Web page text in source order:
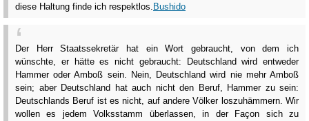
diese Haltung finde ich respektlos. Bushido
Der Herr Staatssekretär hat ein Wort gebraucht, von dem ich
wünschte, er hätte es nicht gebraucht: Deutschland wird entweder
Hammer oder Amboß sein. Nein, Deutschland wird nie mehr Amboß
sein; aber Deutschland hat auch nicht den Beruf, Hammer zu sein:
Deutschlands Beruf ist es nicht, auf andere Völker loszuhämmern. Wir
wollen es jedem Volksstamm überlassen, in der Façon sich zu